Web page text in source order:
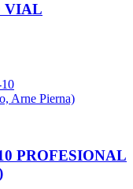
VIAL
PROFESIONAL